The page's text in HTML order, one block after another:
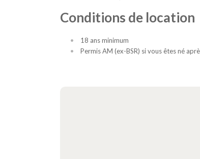
Conditions de location
18 ans minimum
Permis AM (ex-BSR) si vous êtes né